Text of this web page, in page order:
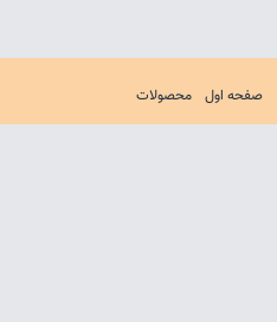
صفحه اول محصولات